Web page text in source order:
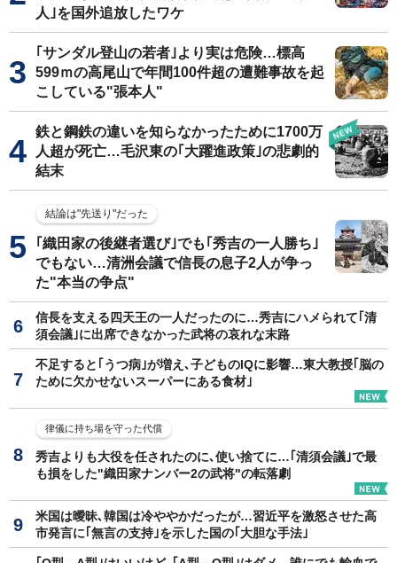
人｣を国外追放したワケ
｢サンダル登山の若者｣より実は危険…標高
599ｍの高尾山で年間100件超の遭難事故を起
こしている"張本人"
鉄と鋼鉄の違いを知らなかったために1700万
人超が死亡…毛沢東の｢大躍進政策｣の悲劇的
結末
結論は"先送り"だった
｢織田家の後継者選び｣でも｢秀吉の一人勝ち｣
でもない…清洲会議で信長の息子2人が争っ
た"本当の争点"
信長を支える四天王の一人だったのに…秀吉にハメられて｢清
須会議｣に出席できなかった武将の哀れな末路
不足すると｢うつ病｣が増え､子どものIQに影響…東大教授｢脳の
ために欠かせないスーパーにある食材｣
律儀に持ち場を守った代償
秀吉よりも大役を任されたのに､使い捨てに…｢清須会議｣で最
も損をした"織田家ナンバー2の武将"の転落劇
米国は曖昧､韓国は冷ややかだったが…習近平を激怒させた高
市発言に｢無言の支持｣を示した国の｢大胆な手法｣